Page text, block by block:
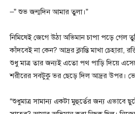
–” শুভ জন্মদিন আমার তুলা।”
নিমিষেই জেগে উঠা অভিমান চাপা পড়ে গেল
কাঁদবেই না কেন? আদ্রর ক্লান্তি মাখা চেহারা,
শুধু মাত্র তার জন্যই এতো পথ পাড়ি দিয়ে
শরীরের সবটুকু ভর ছেড়ে দিল আদ্রর উপর।
“শুধুমাত্র সামান্য একটা মুহুর্তের জন্য এভাবে